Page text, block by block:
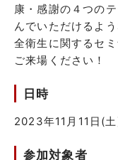
康・感謝の４つの
んでいただけるよ
全衛生に関するセ
ご来場ください！
日時
2023年11月11日(
参加対象者